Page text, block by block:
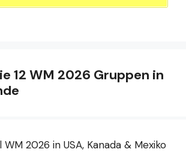
12 WM 2026 Gruppen in